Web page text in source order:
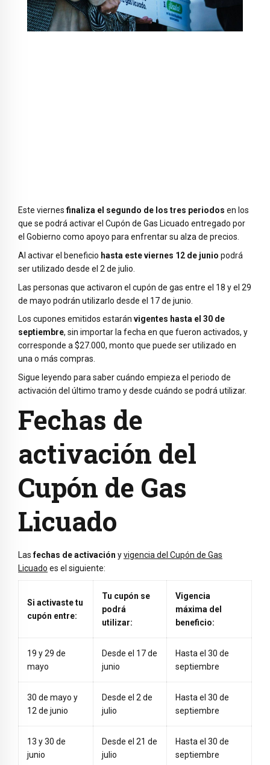
Este viernes finaliza el segundo de los tres periodos en los
que se podrá activar el Cupón de Gas Licuado entregado por
el Gobierno como apoyo para enfrentar su alza de precios.
Al activar el beneficio hasta este viernes 12 de junio podrá
ser utilizado desde el 2 de julio.
Las personas que activaron el cupón de gas entre el 18 y el 29
de mayo podrán utilizarlo desde el 17 de junio.
Los cupones emitidos estarán vigentes hasta el 30 de
septiembre, sin importar la fecha en que fueron activados, y
corresponde a $27.000, monto que puede ser utilizado en
una o más compras.
Sigue leyendo para saber cuándo empieza el periodo de
activación del último tramo y desde cuándo se podrá utilizar.
Fechas de
activación del
Cupón de Gas
Licuado
Lasfechas de activación yvigencia del Cupón de Gas
Licuado es el siguiente:
Si activaste tu
cupón entre:
Tu cupón se
podrá
utilizar:
Vigencia
máxima del
beneficio:
19 y 29 de
mayo
Desde el 17 de
junio
Hasta el 30 de
septiembre
30 de mayo y
12 de junio
Desde el 2 de
julio
Hasta el 30 de
septiembre
13 y 30 de
junio
Desde el 21 de
julio
Hasta el 30 de
septiembre